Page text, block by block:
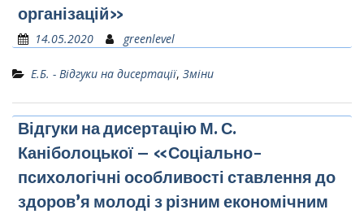
організацій»
14.05.2020 greenlevel
Е.Б. - Відгуки на дисертації, Зміни
Відгуки на дисертацію М. С.
Каніболоцької – «Соціально-
психологічні особливості ставлення до
здоров’я молоді з різним економічним